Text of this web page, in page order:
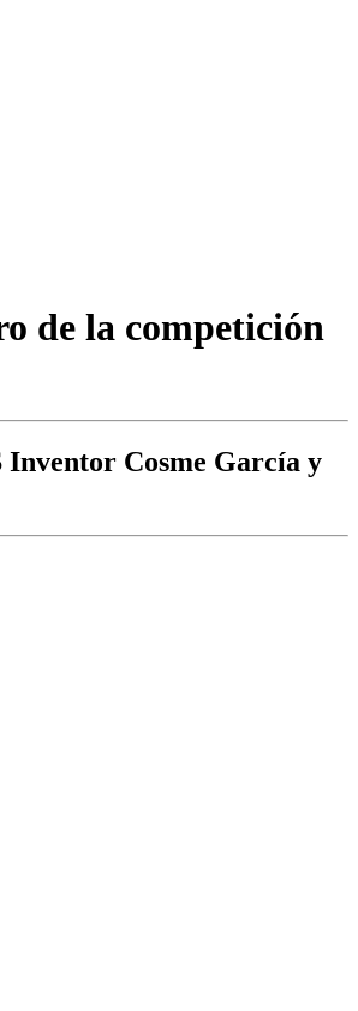
de la competición
Cosme García y